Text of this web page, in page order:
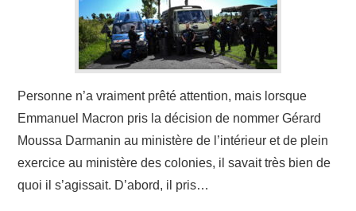
Personne n’a vraiment prêté attention, mais lorsque
Emmanuel Macron pris la décision de nommer Gérard
Moussa Darmanin au ministère de l’intérieur et de plein
exercice au ministère des colonies, il savait très bien de
quoi il s’agissait. D’abord, il pris…